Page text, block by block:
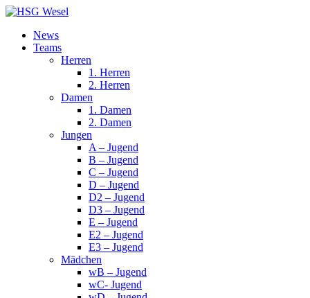
News
Teams
Herren
1. Herren
2. Herren
Damen
1. Damen
2. Damen
Jungen
A – Jugend
B – Jugend
C – Jugend
D – Jugend
D2 – Jugend
D3 – Jugend
E – Jugend
E2 – Jugend
E3 – Jugend
Mädchen
wB – Jugend
wC- Jugend